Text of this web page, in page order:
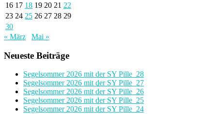
16 17 18 19 20 21 22
23 24 25 26 27 28 29
30
« März
Mai »
Neueste Beiträge
Segelsommer 2026 mit der SY Pille_28
Segelsommer 2026 mit der SY Pille_27
Segelsommer 2026 mit der SY Pille_26
Segelsommer 2026 mit der SY Pille_25
Segelsommer 2026 mit der SY Pille_24